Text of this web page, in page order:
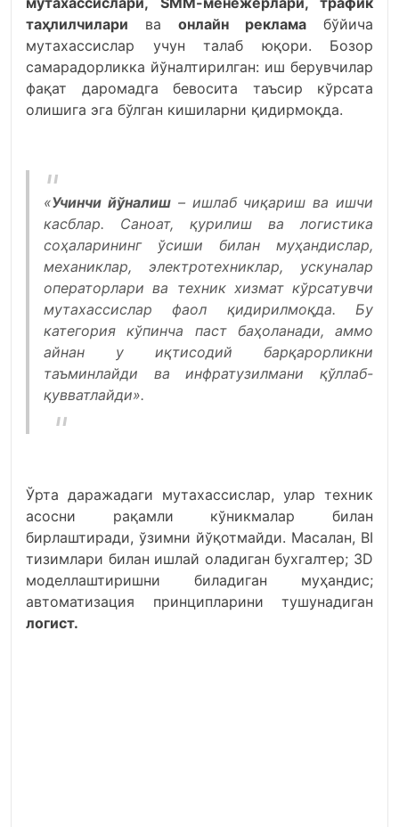
таҳлилчилари ва онлайн реклама бўйича
мутахассислар учун талаб юқори. Бозор
самарадорликка йўналтирилган: иш берувчилар
фақат даромадга бевосита таъсир кўрсата
олишига эга бўлган кишиларни қидирмоқда.
«Учинчи йўналиш– ишлаб чиқариш ва ишчи
касблар. Саноат, қурилиш ва логистика
соҳаларининг ўсиши билан муҳандислар,
механиклар, электротехниклар, ускуналар
операторлари ва техник хизмат кўрсатувчи
мутахассислар фаол қидирилмоқда. Бу
категория кўпинча паст баҳоланади, аммо
айнан у иқтисодий барқарорликни
таъминлайди ва инфратузилмани қўллаб-
қувватлайди».
Ўрта даражадаги мутахассислар, улар техник
асосни рақамли кўникмалар билан
бирлаштиради, ўзимни йўқотмайди. Масалан, BI
тизимлари билан ишлай оладиган бухгалтер; 3D
моделлаштиришни биладиган муҳандис;
автоматизация принципларини тушунадиган
логист.